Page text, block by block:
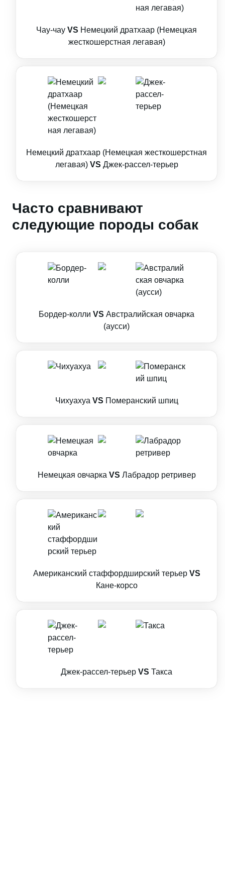
Чау-чау VS Немецкий дратхаар (Немецкая
жесткошерстная легавая)
Немецкий дратхаар (Немецкая жесткошерстная
легавая) VS Джек-рассел-терьер
Часто сравнивают
следующие породы собак
Бордер-колли VS Австралийская овчарка
(аусси)
Чихуахуа VS Померанский шпиц
Немецкая овчарка VS Лабрадор ретривер
Американский стаффордширский терьер VS
Кане-корсо
Джек-рассел-терьер VS Такса